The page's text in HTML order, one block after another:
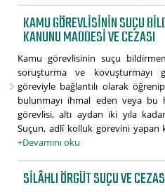
KAMU GÖREVLISININ SUÇU
KANUNU MADDESI VE CEZASI
Kamu görevlisinin suçu
soruşturma ve kovuşturmayı
göreviyle bağlantılı olarak
bulunmayı ihmal eden veya bu
görevlisi, altı aydan iki yıla kadar
Suçun, adlî kolluk görevini yapan
+Devamını oku
SILÂHLI ÖRGÜT SUÇU VE